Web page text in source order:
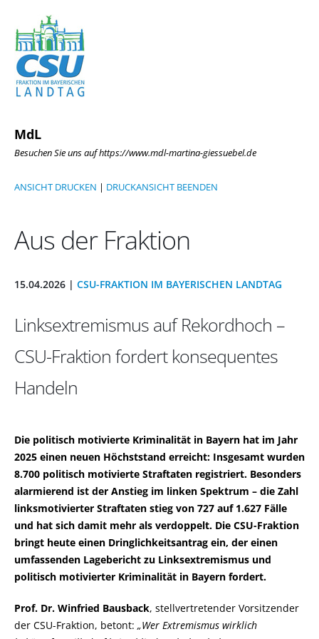
MdL
Besuchen Sie uns auf https://www.mdl-martina-giessuebel.de
ANSICHT DRUCKEN | DRUCKANSICHT BEENDEN
Aus der Fraktion
15.04.2026 | CSU-FRAKTION IM BAYERISCHEN LANDTAG
Linksextremismus auf Rekordhoch –
CSU-Fraktion fordert konsequentes
Handeln
Die politisch motivierte Kriminalität in Bayern hat im Jahr
2025 einen neuen Höchststand erreicht: Insgesamt wurden
8.700 politisch motivierte Straftaten registriert. Besonders
alarmierend ist der Anstieg im linken Spektrum – die Zahl
linksmotivierter Straftaten stieg von 727 auf 1.627 Fälle
und hat sich damit mehr als verdoppelt. Die CSU-Fraktion
bringt heute einen Dringlichkeitsantrag ein, der einen
umfassenden Lagebericht zu Linksextremismus und
politisch motivierter Kriminalität in Bayern fordert.
Prof. Dr. Winfried Bausback, stellvertretender Vorsitzender
der CSU-Fraktion, betont: Wer Extremismus wirklich